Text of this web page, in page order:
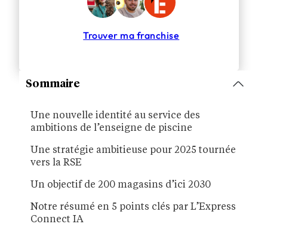
Trouver ma franchise
Sommaire
Une nouvelle identité au service des
ambitions de l’enseigne de piscine
Une stratégie ambitieuse pour 2025 tournée
vers la RSE
Un objectif de 200 magasins d’ici 2030
Notre résumé en 5 points clés par L’Express
Connect IA